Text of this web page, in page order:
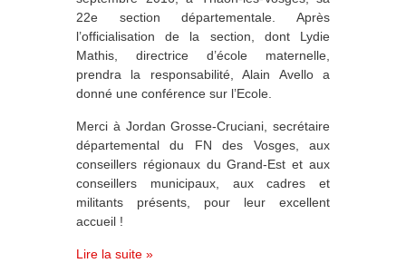
22e section départementale. Après
l’officialisation de la section, dont Lydie
Mathis, directrice d’école maternelle,
prendra la responsabilité, Alain Avello a
donné une conférence sur l’Ecole.
Merci à Jordan Grosse-Cruciani, secrétaire
départemental du FN des Vosges, aux
conseillers régionaux du Grand-Est et aux
conseillers municipaux, aux cadres et
militants présents, pour leur excellent
accueil !
Lire la suite »